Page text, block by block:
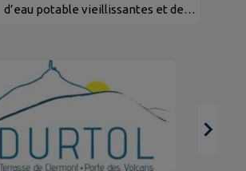
de Chantemerle.
d’eau potable vieillissantes et de
entrepris par Clermont Auvergne
Métropole, en lien avec la
commune de Durtol, du 1er juin
jusqu’en septembre sur la rue
Chantemerle.